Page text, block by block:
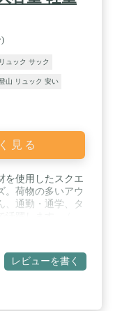
)
リュック サック
山 リュック 安い
見る
を使用したスクエ
。荷物の多いアウ
、通勤・通学、タ
ん、1泊程度の旅
やタブレットを
替えなどを無理な
防水性の高い生
で雨の侵入を防
レビューを書く